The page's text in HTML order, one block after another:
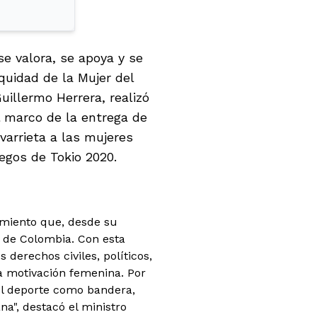
valora, se apoya y se
de la Mujer del
Herrera, realizó
de la entrega de
a las mujeres
de Tokio 2020.
que, desde su
Colombia. Con esta
derechos civiles, políticos,
motivación femenina. Por
deporte como bandera,
destacó el ministro